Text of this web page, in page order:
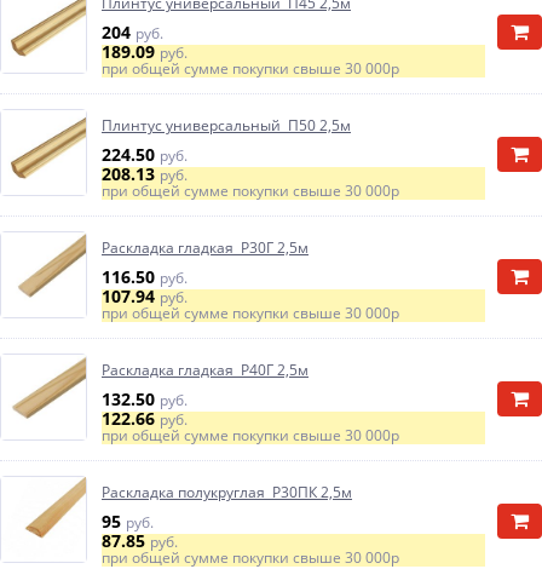
204 руб.
189.09руб.
при общей сумме покупки свыше 30 000р
Плинтус универсальный П50 2,5м
224.50 руб.
208.13руб.
при общей сумме покупки свыше 30 000р
Раскладка гладкая Р30Г 2,5м
116.50 руб.
107.94руб.
при общей сумме покупки свыше 30 000р
Раскладка гладкая Р40Г 2,5м
132.50 руб.
122.66руб.
при общей сумме покупки свыше 30 000р
Раскладка полукруглая Р30ПК 2,5м
95 руб.
87.85руб.
при общей сумме покупки свыше 30 000р